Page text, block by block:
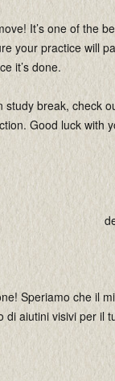
It’s one of the
your practice will
it’s done.
study break, check
Good luck with
Speriamo che il
aiutini visivi per il